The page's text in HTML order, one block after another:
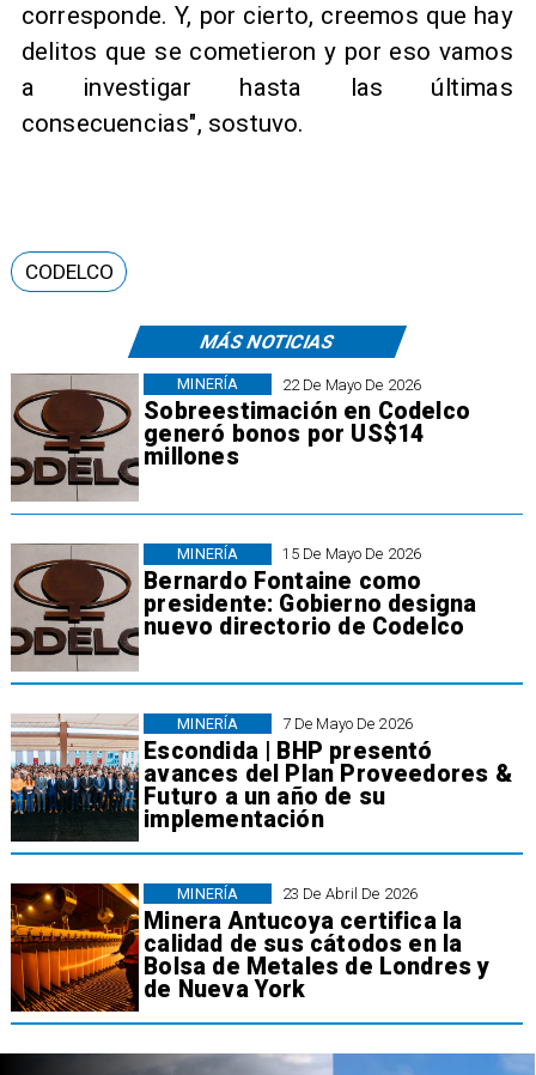
corresponde. Y, por cierto, creemos que hay
delitos que se cometieron y por eso vamos
a investigar hasta las últimas
consecuencias", sostuvo.
MÁS NOTICIAS
22 De Mayo De 2026
Sobreestimación en Codelco
generó bonos por US$14
millones
MINERÍA
15 De Mayo De 2026
Bernardo Fontaine como
presidente: Gobierno designa
nuevo directorio de Codelco
MINERÍA
7 De Mayo De 2026
Escondida | BHP presentó
avances del Plan Proveedores &
Futuro a un año de su
implementación
MINERÍA
23 De Abril De 2026
Minera Antucoya certifica la
calidad de sus cátodos en la
Bolsa de Metales de Londres y
de Nueva York
MINERÍA
CODELCO